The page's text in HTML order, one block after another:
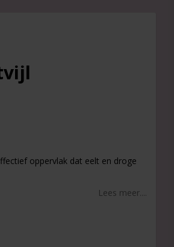
oppervlak dat eelt en droge
Lees meer....